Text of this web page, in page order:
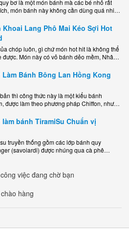
bơ là một món bánh mà các bé nhỏ rất
món bánh này không cần dùng quá nhiều
Khoai Lang Phô Mai Kéo Sợi Hot
chóp luôn, gì chứ món hot hit là không thể
được. Món này có vỏ bánh dẻo mềm, Nhân
Làm Bánh Bông Lan Hồng Kong
thì công thức này là một kiểu bánh
được làm theo phương pháp Chiffon, nhưng
làm bánh TiramiSu Chuẩn vị
truyền thống gồm các lớp bánh quy
(savoiardi) được nhúng qua cà phê
việc đang chờ bạn
hàng